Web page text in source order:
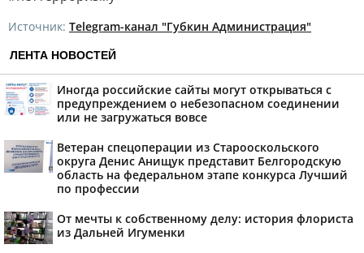
Источник: Telegram-канал "Губкин Администрация"
ЛЕНТА НОВОСТЕЙ
Иногда российские сайты могут открываться с
предупреждением о небезопасном соединении
или не загружаться вовсе
Ветеран спецоперации из Старооскольского
округа Денис Анищук представит Белгородскую
область на федеральном этапе конкурса Лучший
по профессии
От мечты к собственному делу: история флориста
из Дальней Игуменки